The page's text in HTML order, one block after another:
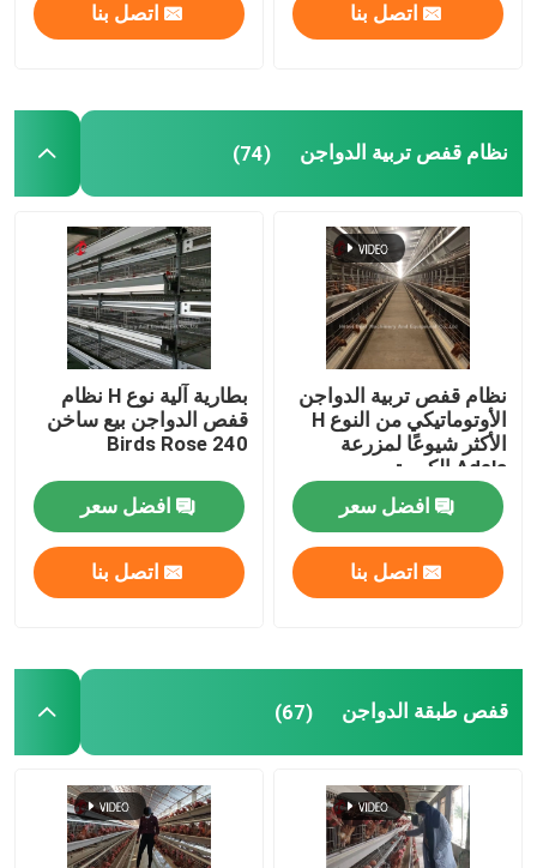
اتصل بنا اتصل بنا
نظام قفص تربية الدواجن (74)
نظام قفص تربية الدواجن
الأوتوماتيكي من النوع H
الأكثر شيوعًا لمزرعة
Adela الكبيرة
افضل سعر
اتصل بنا
بطارية آلية نوع H نظام
قفص الدواجن بيع ساخن
240 Birds Rose
افضل سعر
اتصل بنا
قفص طبقة الدواجن (67)